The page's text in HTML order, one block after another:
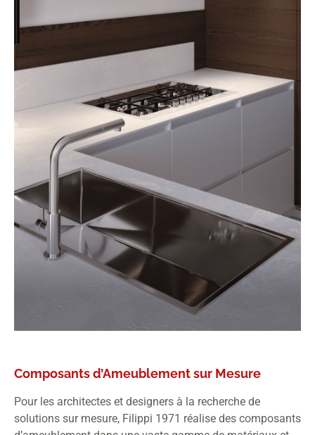
Composants d’Ameublement sur Mesure
Pour les architectes et designers à la recherche de
solutions sur mesure, Filippi 1971 réalise des composants